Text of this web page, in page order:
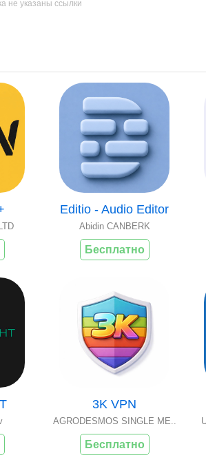
не указаны ссылки
Editio - Audio Editor
Abidin CANBERK
Бесплатно
3K VPN
AGRODESMOS SINGLE ME..
Бесплатно